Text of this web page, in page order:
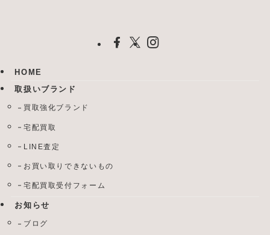
HOME
取扱いブランド
買取強化ブランド
宅配買取
LINE査定
お買い取りできないもの
宅配買取受付フォーム
お知らせ
ブログ